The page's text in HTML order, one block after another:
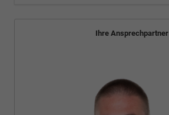
Ihre Ansprechpartner